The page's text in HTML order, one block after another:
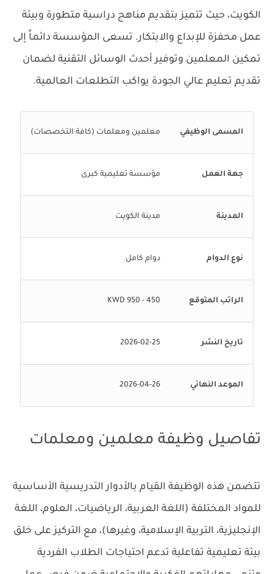
الكويت، حيث تتميز بتقديم مناهج دراسية متطورة وبيئة
عمل محفزة للإبداع والابتكار. تسعى المؤسسة دائماً إلى
تمكين المعلمين وتوفير أحدث الوسائل التقنية لضمان
تقديم تعليم عالي الجودة يواكب التطلعات العالمية.
المسمى الوظيفي معلمين ومعلمات (كافة التخصصات)
جهة العمل مؤسسة تعليمية كبرى
المدينة مدينة الكويت
نوع الدوام دوام كامل
الراتب المتوقع 450 - 950 KWD
تاريخ النشر 2026-02-25
الموعد النهائي 2026-04-26
تفاصيل وظيفة معلمين ومعلمات
تتضمن هذه الوظيفة القيام بالأدوار التدريسية الأساسية
للمواد المختلفة (اللغة العربية، الرياضيات، العلوم، اللغة
الإنجليزية، التربية الإسلامية، وغيرها)، مع التركيز على خلق
بيئة تعليمية تفاعلية تدعم احتياجات الطلاب الفردية